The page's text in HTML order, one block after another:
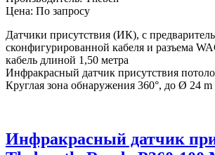
Цена: По запросу
Датчики присутствия (ИК), c
сконфигурированной кабеля и разъема
кабель длиной 1,50 метра
Инфракрасный датчик присутствия
Круглая зона обнаружения 360°, до Ø 24
Инфракрасный датчик